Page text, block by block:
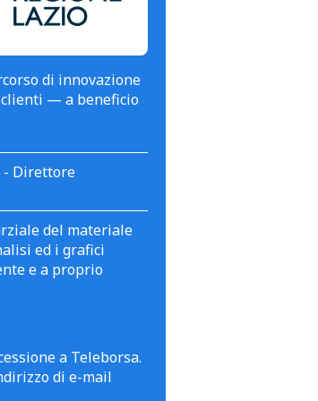
di innovazione
— a beneficio
- Direttore
del materiale
ed i grafici
e a proprio
a Teleborsa.
di e-mail